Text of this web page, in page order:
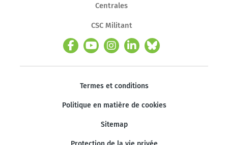
Centrales
CSC Militant
Termes et conditions
Politique en matière de cookies
Sitemap